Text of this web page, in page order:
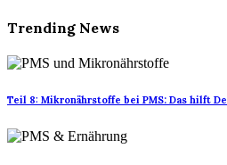
Trending News
Teil 8: Mikronährstoffe bei PMS: Das hilft